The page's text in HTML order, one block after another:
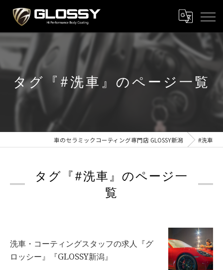
タグ『#洗車』のページ一覧
車のセラミックコーティング専門店 GLOSSY新潟 #洗車
タグ『#洗車』のページ一
覧
洗車・コーティングスタッフの求人『グ
ロッシー』『GLOSSY新潟』